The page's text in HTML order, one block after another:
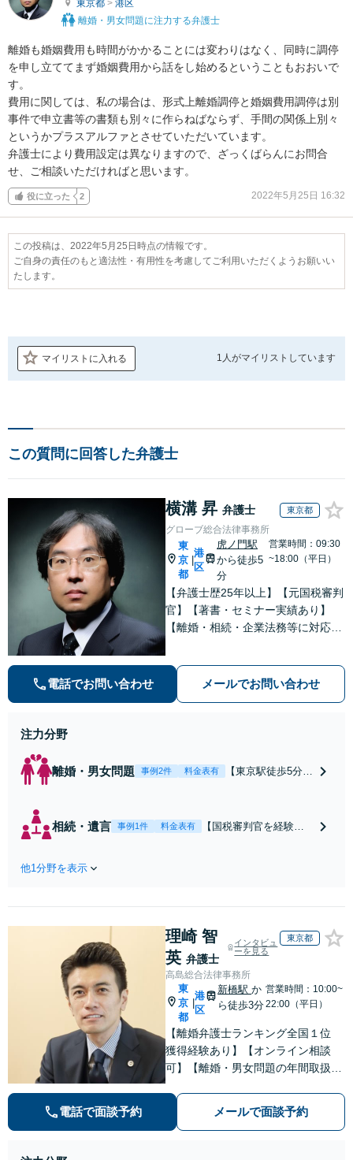
東京都 > 港区
離婚・男女問題に注力する弁護士
離婚も婚姻費用も時間がかかることには変わりはなく、同時に調停
を申し立ててまず婚姻費用から話をし始めるということもおおいで
す。
費用に関しては、私の場合は、形式上離婚調停と婚姻費用調停は別
事件で申立書等の書類も別々に作らねばならず、手間の関係上別々
というかプラスアルファとさせていただいています。
弁護士により費用設定は異なりますので、ざっくばらんにお問合
せ、ご相談いただければと思います。
役に立った 2 2022年5月25日 16:32
この投稿は、2022年5月25日時点の情報です。
ご自身の責任のもと適法性・有用性を考慮してご利用いただくようお願いい
たします。
マイリストに入れる 1人がマイリストしています
この質問に回答した弁護士
横溝 昇 弁護士 東京都
グローブ総合法律事務所
東
京
都
港
区
虎ノ門駅
から徒歩5
分
営業時間：09:30
~18:00（平日）
【弁護士歴25年以上】【元国税審判
官】【著書・セミナー実績あり】
【離婚・相続・企業法務等に対応】
提案します
電話でお問い合わせ メールでお問い合わせ
注力分野
離婚・男女問題 事例2件 料金表有
【東京駅徒歩5分】
を描けるアドバイ
「払えない」と言
われても諦めずに
ご相談ください
【初回相談30分無
料】
相続・遺言 事例1件 料金表有
【国税審判官を経験】
作成で、後のトラブル
に最適な文案を考え出
します【初回相談30分
無料】
他1分野を表示
理崎 智
英 弁護士
インタビュ
ーを見る
東京都
高島総合法律事務所
東
京
都
|
港
区
新橋駅か
ら徒歩3分
営業時間：10:00~
22:00（平日）
【離婚弁護士ランキング全国１位
獲得経験あり】【オンライン相談
可】【離婚・男女問題の年間取扱件
き寝入りしたくないという方は是非
ご相談ください。
電話で面談予約 メールで面談予約